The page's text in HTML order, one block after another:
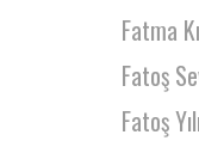
Fatma
Fatoş
Fatoş